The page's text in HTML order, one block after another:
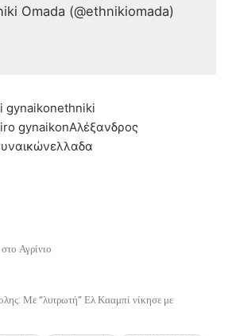
Omada (@ethnikiomada)
gynaikonethniki
gynaikonΑλέξανδρος
Αγρίνιο
Με “λυτρωτή” Ελ Κααμπί νίκησε με